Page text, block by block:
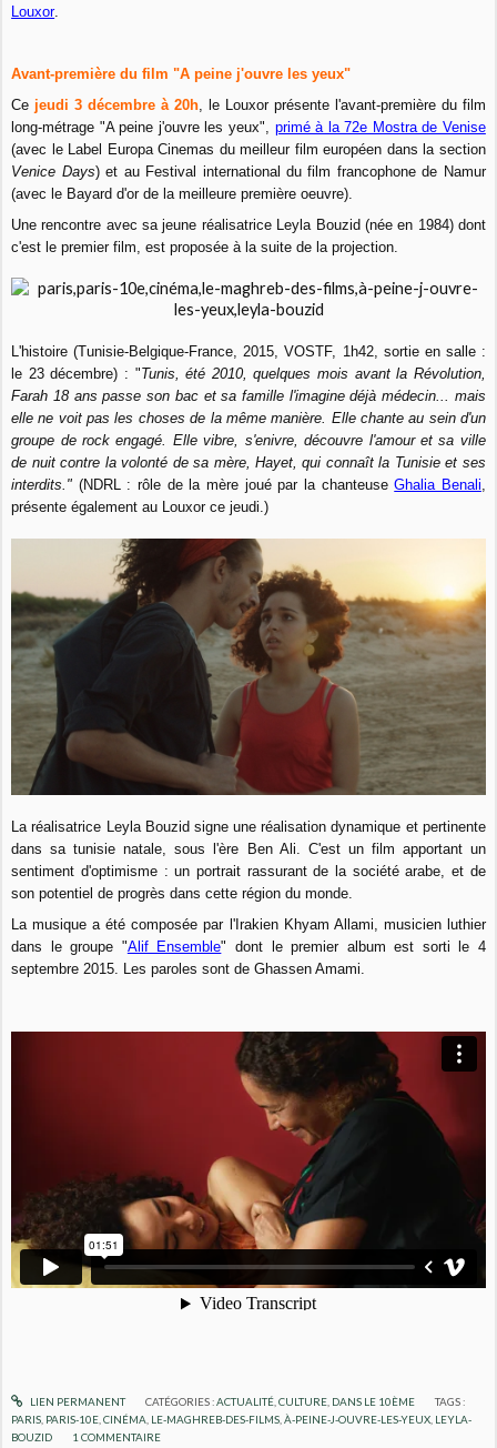
Louxor.
Avant-première du film "A peine j'ouvre les yeux"
Ce jeudi 3 décembre à 20h , le Louxor présente l'avant-première du film
long-métrage "A peine j'ouvre les yeux", primé à la 72e Mostra de Venise
(avec le Label Europa Cinemas du meilleur film européen dans la section
Venice Days) et au Festival international du film francophone de Namur
(avec le Bayard d'or de la meilleure première oeuvre).
Une rencontre avec sa jeune réalisatrice Leyla Bouzid (née en 1984) dont
c'est le premier film, est proposée à la suite de la projection.
L'histoire (Tunisie-Belgique-France, 2015, VOSTF, 1h42, sortie en salle :
le 23 décembre) : "Tunis, été 2010, quelques mois avant la Révolution,
Farah 18 ans passe son bac et sa famille l'imagine déjà médecin... mais
elle ne voit pas les choses de la même manière. Elle chante au sein d'un
groupe de rock engagé. Elle vibre, s'enivre, découvre l'amour et sa ville
de nuit contre la volonté de sa mère, Hayet, qui connaît la Tunisie et ses
interdits." (NDRL : rôle de la mère joué par la chanteuseGhalia Benali,
présente également au Louxor ce jeudi.)
La réalisatrice Leyla Bouzid signe une réalisation dynamique et pertinente
dans sa tunisie natale, sous l'ère Ben Ali. C'est un film apportant un
sentiment d'optimisme : un portrait rassurant de la société arabe, et de
son potentiel de progrès dans cette région du monde.
La musique a été composée par l'Irakien Khyam Allami, musicien luthier
dans le groupe "Alif Ensemble" dont le premier album est sorti le 4
septembre 2015. Les paroles sont de Ghassen Amami.
LIEN PERMANENT CATÉGORIES :ACTUALITÉ, CULTURE, DANS LE 10ÈME
TAGS :
PARIS PARIS-10E ,CINÉMA LE-MAGHREB-DES-FILMS ,À-PEINE-J-OUVRE-LES-YEUX LEYLA-
BOUZID
1 COMMENTAIRE